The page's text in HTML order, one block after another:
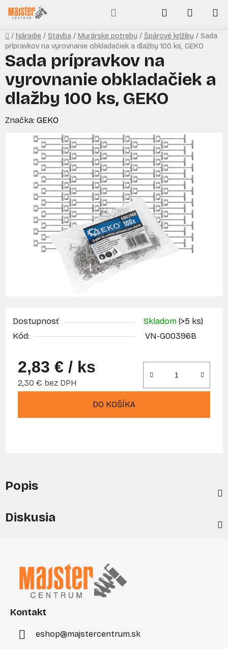
Prejsť
na
obsah
Hľadať
KOŠÍK
Domov
/ Náradie / Stavba / Murárske potreby / Špárové krížiky / Sada
prípravkov na vyrovnanie obkladačiek a dlažby 100 ks, GEKO
Dostupnosť Skladom (>5 ks)
Kód:
VN-G00396B
2,83 € / ks
2,30 € bez DPH
DO KOŠÍKA
Sada prípravkov na
vyrovnanie obkladačiek a
dlažby 100 ks, GEKO
Značka: GEKO
Popis
Diskusia
Kontakt
eshop@majstercentrum.sk